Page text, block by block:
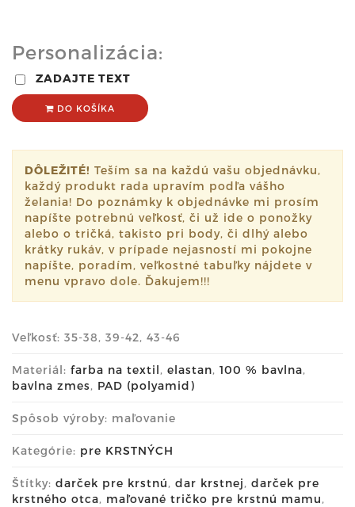
Personalizácia:
ZADAJTE TEXT
DO KOŠÍKA
DÔLEŽITÉ! Teším sa na každú vašu objednávku,
každý produkt rada upravím podľa vášho
želania! Do poznámky k objednávke mi prosím
napíšte potrebnú veľkosť, či už ide o ponožky
alebo o tričká, takisto pri body, či dlhý alebo
krátky rukáv, v prípade nejasností mi pokojne
napíšte, poradím, veľkostné tabuľky nájdete v
menu vpravo dole. Ďakujem!!!
Veľkosť: 35-38, 39-42, 43-46
Materiál: farba na textil, elastan, 100 % bavlna,
bavlna zmes, PAD (polyamid)
Spôsob výroby: maľovanie
Kategórie: pre KRSTNÝCH
Štítky: darček pre krstnú, dar krstnej, darček pre
krstného otca, maľované tričko pre krstnú mamu,